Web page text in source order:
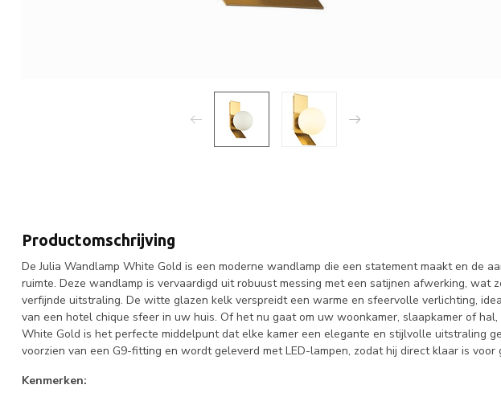
Productomschrijving
De Julia Wandlamp White Gold is een moderne wandlamp die een statement maakt en de
ruimte. Deze wandlamp is vervaardigd uit robuust messing met een satijnen afwerking, wat
verfijnde uitstraling. De witte glazen kelk verspreidt een warme en sfeervolle verlichting,
van een hotel chique sfeer in uw huis. Of het nu gaat om uw woonkamer, slaapkamer of hal,
White Gold is het perfecte middelpunt dat elke kamer een elegante en stijlvolle uitstraling
voorzien van een G9-fitting en wordt geleverd met LED-lampen, zodat hij direct klaar is voor
Kenmerken: